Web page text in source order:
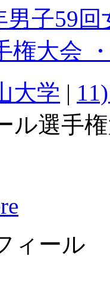
男子59
権大会
大学 |
ル選手
ィール